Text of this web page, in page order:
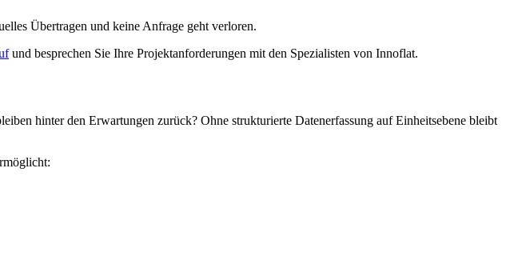
Übertragen und keine Anfrage geht verloren.
und besprechen Sie Ihre Projektanforderungen mit den Spezialisten von Innoflat.
hinter den Erwartungen zurück? Ohne strukturierte Datenerfassung auf Einheitsebene bleibt